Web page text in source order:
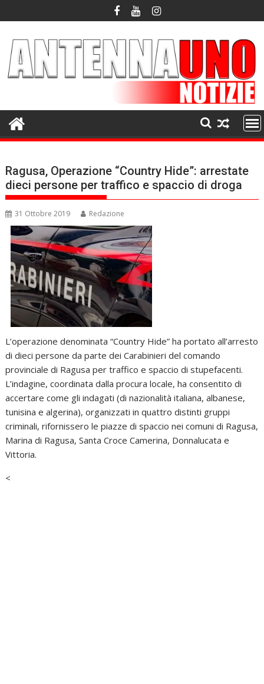
to
Ragusa, Operazione “Country Hide”: arrestate
dieci persone per traffico e spaccio di droga
31 Ottobre 2019 Redazione
L’operazione denominata “Country Hide” ha portato all’arresto
di dieci persone da parte dei Carabinieri del comando
provinciale di Ragusa per traffico e spaccio di stupefacenti.
L’indagine, coordinata dalla procura locale, ha consentito di
accertare come gli indagati (di nazionalità italiana, albanese,
tunisina e algerina), organizzati in quattro distinti gruppi
criminali, rifornissero le piazze di spaccio nei comuni di Ragusa,
Marina di Ragusa, Santa Croce Camerina, Donnalucata e
Vittoria.
<